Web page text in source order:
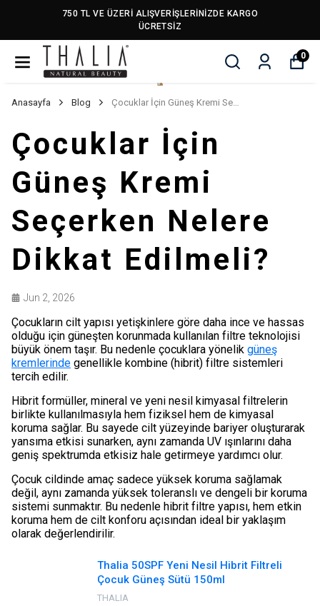
750 TL VE ÜZERİ ALIŞVERİŞLERİNİZDE KARGO
ÜCRETSİZ
0
Anasayfa Blog Çocuklar İçin Güneş Kremi Seçerken Nelere Dikkat Edilmeli?
Çocuklar İçin
Güneş Kremi
Seçerken Nelere
Dikkat Edilmeli?
Jun 2, 2026
Çocukların cilt yapısı yetişkinlere göre daha ince ve hassas
olduğu için güneşten korunmada kullanılan filtre teknolojisi
büyük önem taşır. Bu nedenle çocuklara yönelik güneş
kremlerinde genellikle kombine (hibrit) filtre sistemleri
tercih edilir.
Hibrit formüller, mineral ve yeni nesil kimyasal filtrelerin
birlikte kullanılmasıyla hem fiziksel hem de kimyasal
koruma sağlar. Bu sayede cilt yüzeyinde bariyer oluşturarak
yansıma etkisi sunarken, aynı zamanda UV ışınlarını daha
geniş spektrumda etkisiz hale getirmeye yardımcı olur.
Çocuk cildinde amaç sadece yüksek koruma sağlamak
değil, aynı zamanda yüksek toleranslı ve dengeli bir koruma
sistemi sunmaktır. Bu nedenle hibrit filtre yapısı, hem etkin
koruma hem de cilt konforu açısından ideal bir yaklaşım
olarak değerlendirilir.
Thalia 50SPF Yeni Nesil Hibrit Filtreli
Çocuk Güneş Sütü 150ml
THALIA